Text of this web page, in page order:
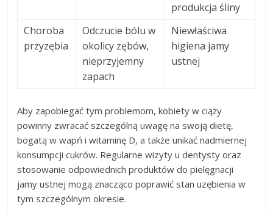
produkcja śliny
Choroba
przyzębia
Odczucie bólu w
okolicy zębów,
nieprzyjemny
zapach
Niewłaściwa
higiena jamy
ustnej
Aby zapobiegać tym problemom, kobiety w ciąży
powinny zwracać szczególną uwagę na swoją dietę,
bogatą w wapń i witaminę D, a także unikać nadmiernej
konsumpcji cukrów. Regularne wizyty u dentysty oraz
stosowanie odpowiednich produktów do pielęgnacji
jamy ustnej mogą znacząco poprawić stan uzębienia w
tym szczególnym okresie.